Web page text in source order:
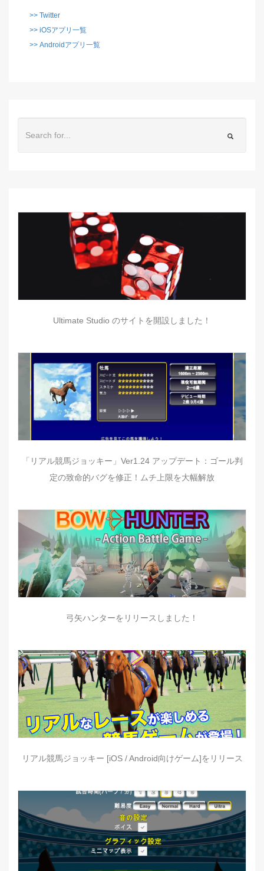
>> Twitter
>> iOSアプリ一覧
>> Androidアプリ一覧
Ultimate Studio のサイトを開設しました！
「リアル競馬ジョッキー」Ver1.24 アップデート：ゴール判
定の致命的バグを修正！ムチ上限を大幅解放
弓矢ハンターをリリースしました！
リアル競馬ジョッキー [iOS / Android向けゲーム]をリリース